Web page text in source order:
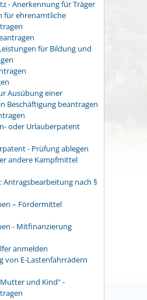
- Anerkennung für Träger
für ehrenamtliche
für Bildung und
Ausübung einer
Beschäftigung beantragen
oder Urlauberpatent
- Prüfung ablegen
andere Kampfmittel
Antragsbearbeitung nach §
– Fördermittel
- Mitfinanzierung
anmelden
von E-Lastenfahrrädern
und Kind" -